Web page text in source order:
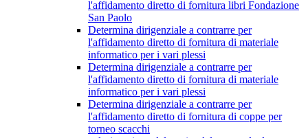
l'affidamento diretto di fornitura libri Fondazione
San Paolo
Determina dirigenziale a contrarre per
l'affidamento diretto di fornitura di materiale
informatico per i vari plessi
Determina dirigenziale a contrarre per
l'affidamento diretto di fornitura di materiale
informatico per i vari plessi
Determina dirigenziale a contrarre per
l'affidamento diretto di fornitura di coppe per
torneo scacchi